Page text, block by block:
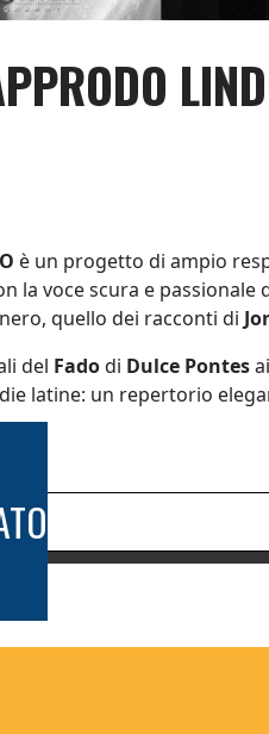
è un progetto di ampio
la voce scura e passionale
quello dei racconti di
del Fadodi Dulce Pontes
latine: un repertorio